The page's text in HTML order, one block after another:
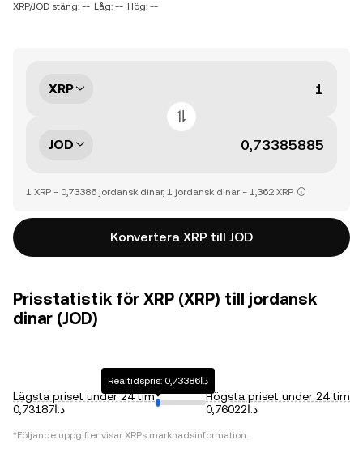
XRP/JOD stäng: -- Låg: -- Hög: --
XRP
JOD
1 XRP = 0,73386 jordansk dinar, 1 jordansk dinar = 1,362 XRP
Konvertera XRP till JOD
Prisstatistik för XRP (XRP) till jordansk
dinar (JOD)
Lägsta priset under 24 tim
د.ا0,73187
Realtidspris: د.ا0,73386
Högsta priset under 24 tim
د.ا0,76022
*Följande uppgifter visar XRPs marknadsinformation.